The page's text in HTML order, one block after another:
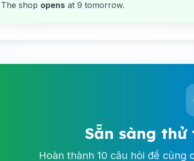
The shop opens at 9 tomorrow.
Sẵn sàng
Hoàn thành 10 câu hỏi để